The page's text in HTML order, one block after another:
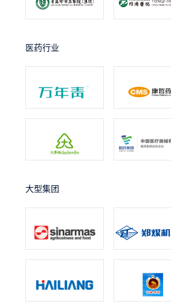
医药行业
大型集团